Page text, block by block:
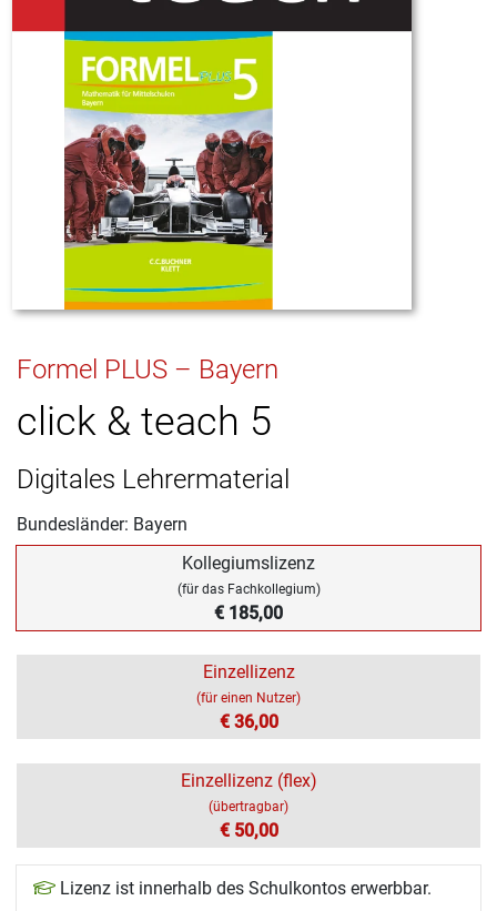
Formel PLUS – Bayern
click & teach 5
Digitales Lehrermaterial
Bundesländer: Bayern
Kollegiumslizenz
(für das Fachkollegium)
€ 185,00
Einzellizenz
(für einen Nutzer)
€ 36,00
Einzellizenz (flex)
(übertragbar)
€ 50,00
Lizenz ist innerhalb des Schulkontos erwerbbar.